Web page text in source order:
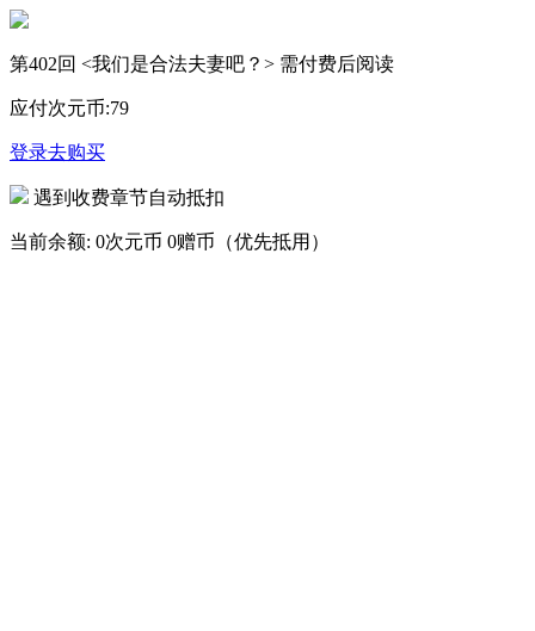
第402回 <我们是合法夫妻吧？> 需付费后阅读
应付次元币:79
登录去购买
遇到收费章节自动抵扣
当前余额: 0次元币 0赠币（优先抵用）